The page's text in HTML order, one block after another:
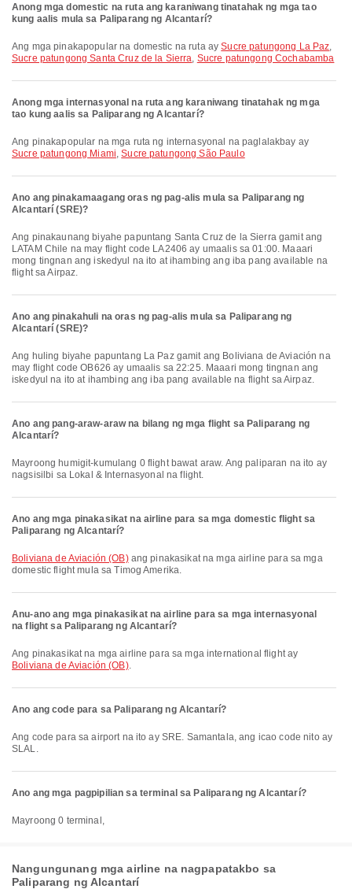
Anong mga domestic na ruta ang karaniwang tinatahak ng mga tao
kung aalis mula sa Paliparang ng Alcantarí?
Ang mga pinakapopular na domestic na ruta aySucre patungong La Paz,
Sucre patungong Santa Cruz de la Sierra, Sucre patungong Cochabamba
Anong mga internasyonal na ruta ang karaniwang tinatahak ng mga
tao kung aalis sa Paliparang ng Alcantarí?
Ang pinakapopular na mga ruta ng internasyonal na paglalakbay ay
Sucre patungong Miami,Sucre patungong São Paulo
Ano ang pinakamaagang oras ng pag-alis mula sa Paliparang ng
Alcantarí (SRE)?
Ang pinakaunang biyahe papuntang Santa Cruz de la Sierra gamit ang
LATAM Chile na may flight code LA2406 ay umaalis sa 01:00. Maaari
mong tingnan ang iskedyul na ito at ihambing ang iba pang available na
flight sa Airpaz.
Ano ang pinakahuli na oras ng pag-alis mula sa Paliparang ng
Alcantarí (SRE)?
Ang huling biyahe papuntang La Paz gamit ang Boliviana de Aviación na
may flight code OB626 ay umaalis sa 22:25. Maaari mong tingnan ang
iskedyul na ito at ihambing ang iba pang available na flight sa Airpaz.
Ano ang pang-araw-araw na bilang ng mga flight sa Paliparang ng
Alcantarí?
Mayroong humigit-kumulang 0 flight bawat araw. Ang paliparan na ito ay
nagsisilbi sa Lokal & Internasyonal na flight.
Ano ang mga pinakasikat na airline para sa mga domestic flight sa
Paliparang ng Alcantarí?
Boliviana de Aviación (OB)ang pinakasikat na mga airline para sa mga
domestic flight mula sa Timog Amerika.
Anu-ano ang mga pinakasikat na airline para sa mga internasyonal
na flight sa Paliparang ng Alcantarí?
Ang pinakasikat na mga airline para sa mga international flight ay
Boliviana de Aviación (OB).
Ano ang code para sa Paliparang ng Alcantarí?
Ang code para sa airport na ito ay SRE. Samantala, ang icao code nito ay
SLAL.
Ano ang mga pagpipilian sa terminal sa Paliparang ng Alcantarí?
Mayroong 0 terminal,
Nangungunang mga airline na nagpapatakbo sa
Paliparang ng Alcantarí